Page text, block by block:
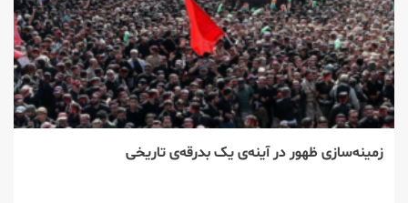
زمینه‌سازی ظهور در آینه‌ی یک بدرقه‌ی تاریخی